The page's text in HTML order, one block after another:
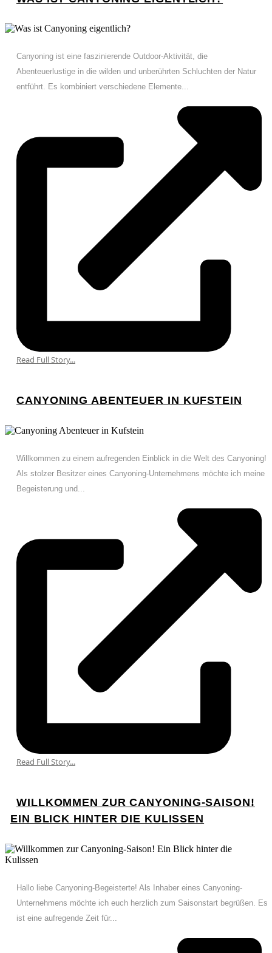
Canyoning ist eine faszinierende Outdoor-Aktivität, die
Abenteuerlustige in die wilden und unberührten Schluchten der Natur
entführt. Es kombiniert verschiedene Elemente...
Read Full Story...
CANYONING ABENTEUER IN KUFSTEIN
Willkommen zu einem aufregenden Einblick in die Welt des Canyoning!
Als stolzer Besitzer eines Canyoning-Unternehmens möchte ich meine
Begeisterung und...
Read Full Story...
WILLKOMMEN ZUR CANYONING-SAISON!
EIN BLICK HINTER DIE KULISSEN
Hallo liebe Canyoning-Begeisterte! Als Inhaber eines Canyoning-
Unternehmens möchte ich euch herzlich zum Saisonstart begrüßen. Es
ist eine aufregende Zeit für...